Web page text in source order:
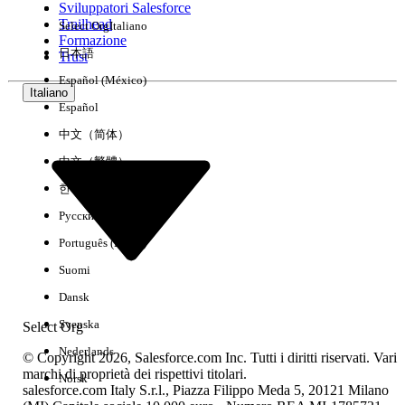
Esperienza
Nessun risultato
Sviluppatori Salesforce
Trailhead
Formazione
Trust
Italiano
Select Org
Select OrgItaliano
日本語
Español (México)
Español
中文（简体）
中文（繁體）
한국어
Русский
Português (Brasil)
Suomi
Dansk
Svenska
Nederlands
Norsk
© Copyright 2026, Salesforce.com Inc. Tutti i diritti riservati. Vari
marchi di proprietà dei rispettivi titolari.
salesforce.com Italy S.r.l., Piazza Filippo Meda 5, 20121 Milano